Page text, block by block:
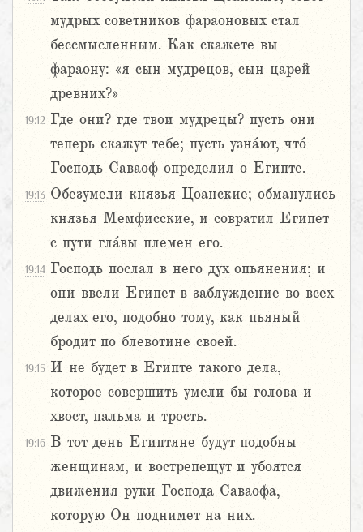
мудрых советников фараоновых стал
бессмысленным. Как скажете вы
фараону: «я сын мудрецов, сын царей
древних?»
19:12 Где они? где твои мудрецы? пусть они
теперь скажут тебе; пусть узна́ют, что́
Господь Саваоф определил о Египте.
19:13 Обезумели князья Цоанские; обманулись
князья Мемфисские, и совратил Египет
с пути гла́вы племен его.
19:14 Господь послал в него дух опьянения; и
они ввели Египет в заблуждение во всех
делах его, подобно тому, как пьяный
бродит по блевотине своей.
19:15 И не будет в Египте такого дела,
которое совершить умели бы голова и
хвост, пальма и трость.
19:16 В тот день Египтяне будут подобны
женщинам, и вострепещут и убоятся
движения руки Господа Саваофа,
которую Он поднимет на них.